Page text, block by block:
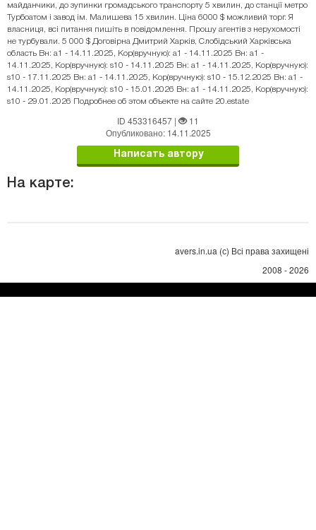
майданчики, до зупинки громадського транспорту 5 хвилин, до станції метро
Турбоатом і завод ім. Малишева 15 хвилин. Ціна 6000 $ можливий торг. Я
власниця, всі питання пишіть в повідомлення. Прошу агентів з нерухомості
не турбували. 5 000 $ Договірна Дмитрий Харків, Слобідський Харківська
область Вн: a1 - 14.11.2025, Кор(вручную): a1 - 14.11.2025 Вн: a1 -
14.11.2025, Кор(вручную): s10 - 14.11.2025 Вн: a1 - 14.11.2025, Кор(вручную):
s10 - 17.11.2025 Вн: a1 - 14.11.2025, Кор(вручную): s10 - 15.12.2025 Вн: a1 -
14.11.2025, Кор(вручную): s10 - 15.01.2026 Вн: a1 - 14.11.2025, Кор(вручную):
s10 - 29.01.2026 Подробнее об этом объекте на сайте 20.estate
ID 453316457 |
11
Опубликовано: 14.11.2025
Написать автору
На карте:
avers.in.ua (с) Всі права захищені
2008 - 2026